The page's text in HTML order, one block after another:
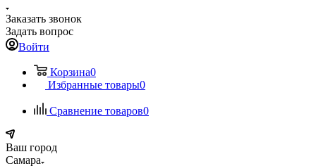
Заказать звонок
Задать вопрос
Войти
Корзина0
Избранные товары0
Сравнение товаров0
Ваш город
Самара